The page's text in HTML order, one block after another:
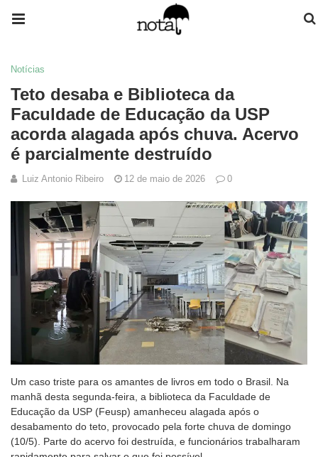
Notícias
Teto desaba e Biblioteca da
Faculdade de Educação da USP
acorda alagada após chuva. Acervo
é parcialmente destruído
Luiz Antonio Ribeiro 12 de maio de 2026 0
Um caso triste para os amantes de livros em todo o Brasil. Na
manhã desta segunda-feira, a biblioteca da Faculdade de
Educação da USP (Feusp) amanheceu alagada após o
desabamento do teto, provocado pela forte chuva de domingo
(10/5). Parte do acervo foi destruída, e funcionários trabalharam